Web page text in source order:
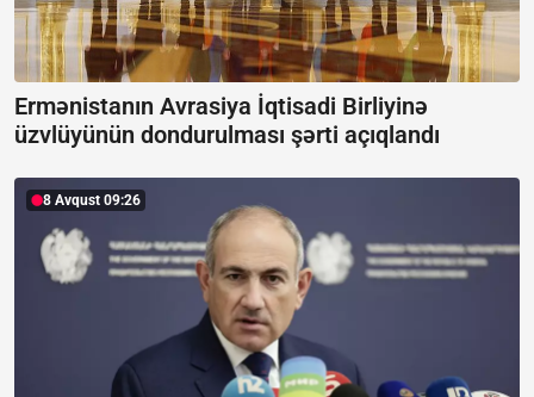
Ermənistanın Avrasiya İqtisadi Birliyinə
üzvlüyünün dondurulması şərti açıqlandı
8 Avqust 09:26